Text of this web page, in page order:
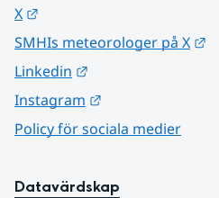
X
SMHIs meteorologer på X
Linkedin
Instagram
Policy för sociala medier
Datavärdskap